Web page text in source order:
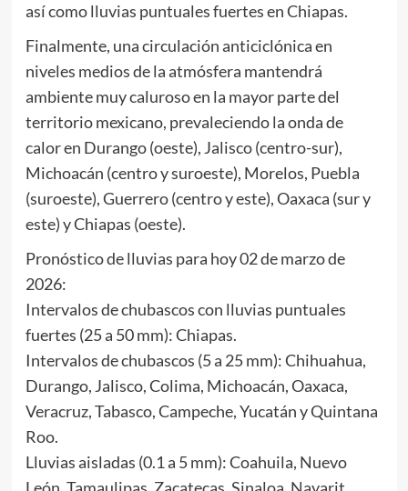
así como lluvias puntuales fuertes en Chiapas.
Finalmente, una circulación anticiclónica en
niveles medios de la atmósfera mantendrá
ambiente muy caluroso en la mayor parte del
territorio mexicano, prevaleciendo la onda de
calor en Durango (oeste), Jalisco (centro-sur),
Michoacán (centro y suroeste), Morelos, Puebla
(suroeste), Guerrero (centro y este), Oaxaca (sur y
este) y Chiapas (oeste).
Pronóstico de lluvias para hoy 02 de marzo de
2026:
Intervalos de chubascos con lluvias puntuales
fuertes (25 a 50 mm): Chiapas.
Intervalos de chubascos (5 a 25 mm): Chihuahua,
Durango, Jalisco, Colima, Michoacán, Oaxaca,
Veracruz, Tabasco, Campeche, Yucatán y Quintana
Roo.
Lluvias aisladas (0.1 a 5 mm): Coahuila, Nuevo